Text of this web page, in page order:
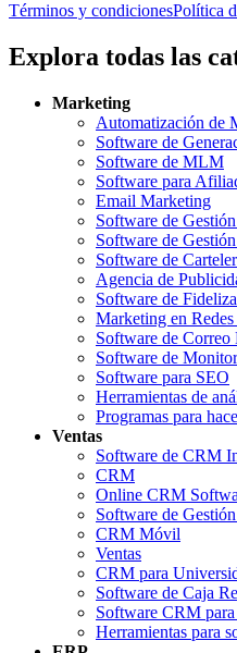
Términos y condicionesPolítica
Explora todas las
Marketing
Automatización de
Software de
Software de MLM
Software para
Email Marketing
Software de
Software de
Software de
Agencia de
Software de
Marketing en Redes
Software de Correo
Software de
Software para SEO
Herramientas de
Programas para
Ventas
Software de CRM
CRM
Online CRM
Software de
CRM Móvil
Ventas
CRM para
Software de Caja
Software CRM para
Herramientas para